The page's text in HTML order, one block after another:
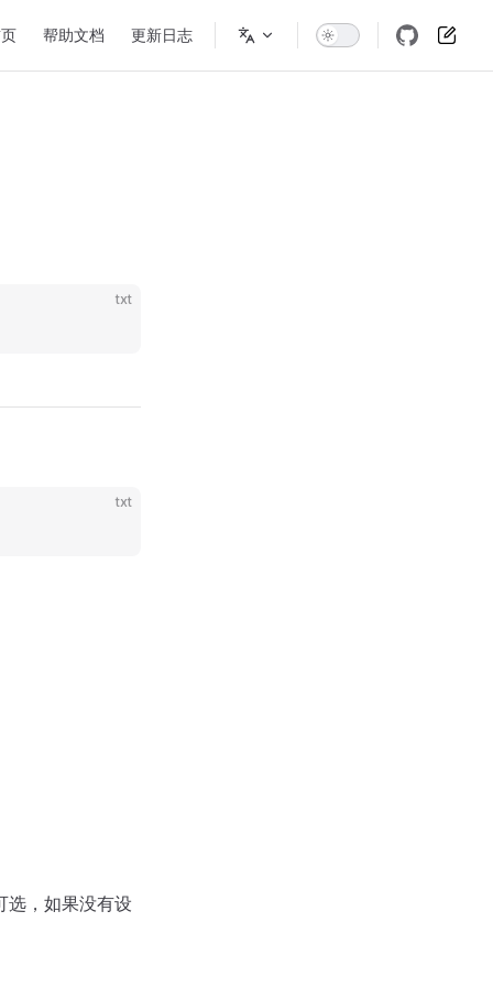
帮助文档 更新日志
txt
txt
选，如果没有设